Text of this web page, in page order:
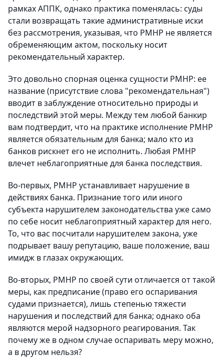
рамках АППК, однако практика поменялась: суды
стали возвращать такие административные иски
без рассмотрения, указывая, что РМНР не является
обременяющим актом, поскольку носит
рекомендательный характер.
Это довольно спорная оценка сущности РМНР: ее
название (присутствие слова "рекомендательная")
вводит в заблуждение относительно природы и
последствий этой меры. Между тем любой банкир
вам подтвердит, что на практике исполнение РМНР
является обязательным для банка; мало кто из
банков рискнет его не исполнить. Любая РМНР
влечет неблагоприятные для банка последствия.
Во-первых, РМНР устанавливает нарушение в
действиях банка. Признание того или иного
субъекта нарушителем законодательства уже само
по себе носит неблагоприятный характер для него.
То, что вас посчитали нарушителем закона, уже
подрывает вашу репутацию, ваше положение, ваш
имидж в глазах окружающих.
Во-вторых, РМНР по своей сути отличается от такой
меры, как предписание (право его оспаривания
судами признается), лишь степенью тяжести
нарушения и последствий для банка; однако оба
являются мерой надзорного реагирования. Так
почему же в одном случае оспаривать меру можно,
а в другом нельзя?